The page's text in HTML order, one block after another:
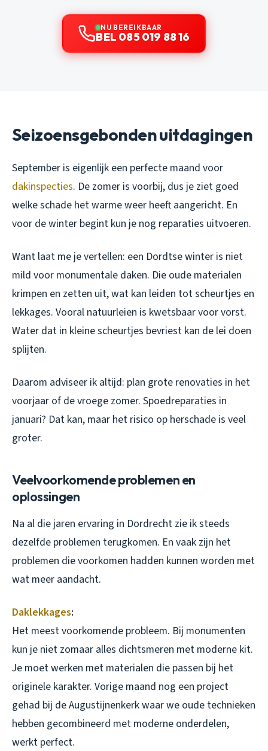
NU BEREIKBAAR
BEL 085 019 88 16
Seizoensgebonden uitdagingen
September is eigenlijk een perfecte maand voor
dakinspecties. De zomer is voorbij, dus je ziet goed
welke schade het warme weer heeft aangericht. En
voor de winter begint kun je nog reparaties uitvoeren.
Want laat me je vertellen: een Dordtse winter is niet
mild voor monumentale daken. Die oude materialen
krimpen en zetten uit, wat kan leiden tot scheurtjes en
lekkages. Vooral natuurleien is kwetsbaar voor vorst.
Water dat in kleine scheurtjes bevriest kan de lei doen
splijten.
Daarom adviseer ik altijd: plan grote renovaties in het
voorjaar of de vroege zomer. Spoedreparaties in
januari? Dat kan, maar het risico op herschade is veel
groter.
Veelvoorkomende problemen en
oplossingen
Na al die jaren ervaring in Dordrecht zie ik steeds
dezelfde problemen terugkomen. En vaak zijn het
problemen die voorkomen hadden kunnen worden met
wat meer aandacht.
Daklekkages:
Het meest voorkomende probleem. Bij monumenten
kun je niet zomaar alles dichtsmeren met moderne kit.
Je moet werken met materialen die passen bij het
originele karakter. Vorige maand nog een project
gehad bij de Augustijnenkerk waar we oude technieken
hebben gecombineerd met moderne onderdelen,
werkt perfect.